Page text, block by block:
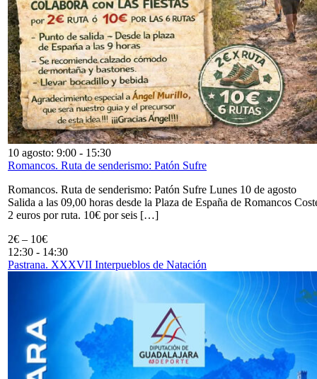
10 agosto: 9:00 - 15:30
Romancos. Ruta de senderismo: Patón Sufre
Romancos. Ruta de senderismo: Patón Sufre Lunes 10 de agosto
Salida a las 09,00 horas desde la Plaza de España de Romancos
2 euros por ruta. 10€ por seis […]
2€ – 10€
12:30 - 14:30
Pastrana. XXXVII Interpueblos de Natación